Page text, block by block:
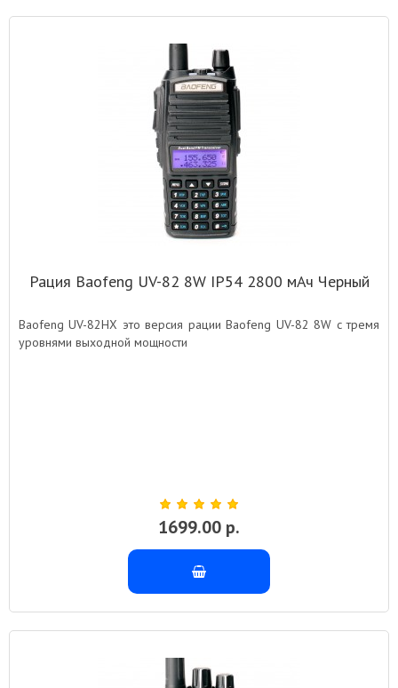
Рация Baofeng UV-82 8W IP54 2800 мАч Черный
Baofeng UV-82HX это версия рации Baofeng UV-82 8W с тремя
уровнями выходной мощности
1699.00 р.